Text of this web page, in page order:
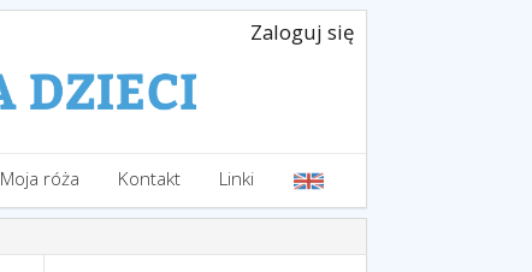
Zaloguj się
Moja róża Kontakt Linki